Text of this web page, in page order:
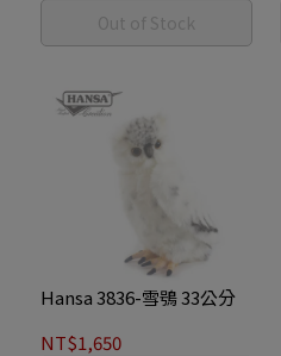
Out of Stock
Hansa 3836-雪鴞 33公分
NT$1,650